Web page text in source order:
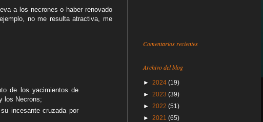
a los necrones o haber renovado
no me resulta atractiva, me
de los yacimientos de
los Necrons;
incesante cruzada por
Comentarios recientes
Archivo del blog
► 2024 (19)
► 2023 (39)
► 2022 (51)
► 2021 (65)